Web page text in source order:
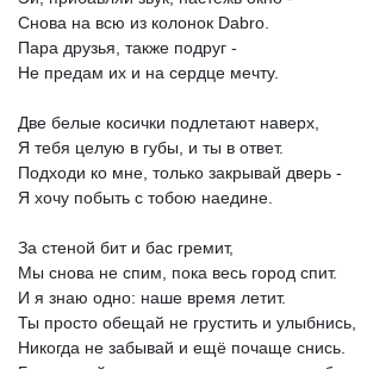
Снова на всю из колонок Dabro.
Пара друзья, также подруг -
Не предам их и на сердце мечту.
Две белые косички подлетают наверх,
Я тебя целую в губы, и ты в ответ.
Подходи ко мне, только закрывай дверь -
Я хочу побыть с тобою наедине.
За стеной бит и бас гремит,
Мы снова не спим, пока весь город спит.
И я знаю одно: наше время летит.
Ты просто обещай не грустить и улыбнись,
Никогда не забывай и ещё почаще снись.